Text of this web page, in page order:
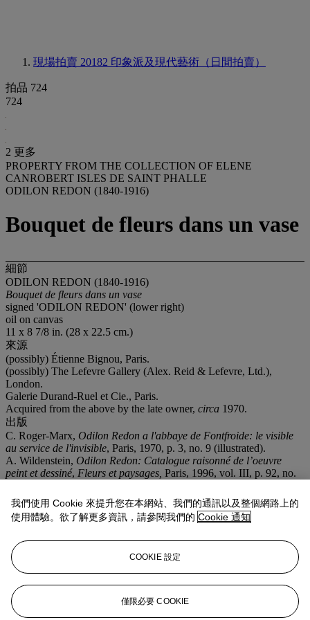
現場拍賣 20182 印象派及現代藝術（日間拍賣）
拍品 724
724
2 更多
PROPERTY FROM THE COLLECTION OF ELENE
CANROBERT ISLES DE SAINT PHALLE
ODILON REDON (1840-1916)
Bouquet de fleurs dans un vase
細節
ODILON REDON (1840-1916)
Bouquet de fleurs dans un vase
signed 'ODILON REDON' (lower right)
oil on canvas
11 x 8 7/8 in. (28 x 22.5 cm.)
來源
(possibly) Étienne Bignou, Paris.
(possibly) The Lefevre Gallery (Alex. Reid & Lefevre, Ltd.),
London.
Galerie Durand-Ruel et Cie., Paris.
Acquired from the above by the late owner, circa 1970.
出版
C. Roger-Marx, Odilon Redon a l'abbaye de Fontfroide: le visible
au service de l'invisible, Paris, 1970, p. 3, no. 9 (illustrated).
A. Wildenstein, Odilon Redon: Catalogue raisonné de l’oeuvre
peint et dessiné, Fleurs et paysages, Paris, 1996, vol. III, p. 92, no.
展覽
New York, Durand-Ruel Galleries,Exhibition for the Benefit of the
Children's Aid Society, 1944, no. 16 (illustrated).
New York, Acquavella Galleries, Inc.,
November 1970, no. 21 (illustrated).
業務規定
我們使用 Cookie 來提升您在本網站、我們的通訊以及整個網路上的
使用體驗。欲了解更多資訊，請參閱我們的 Cookie 通知
COOKIE 設定
僅限必要 COOKIE